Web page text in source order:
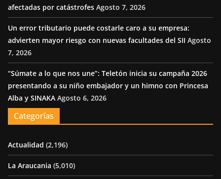
afectadas por catástrofes Agosto 7, 2026
Un error tributario puede costarle caro a su empresa:
advierten mayor riesgo con nuevas facultades del SII Agosto
7, 2026
“Súmate a lo que nos une”: Teletón inicia su campaña 2026
presentando a su niño embajador y un himno con Princesa
Alba y SINAKA Agosto 6, 2026
Categorías
Actualidad (2,196)
La Araucania (5,010)